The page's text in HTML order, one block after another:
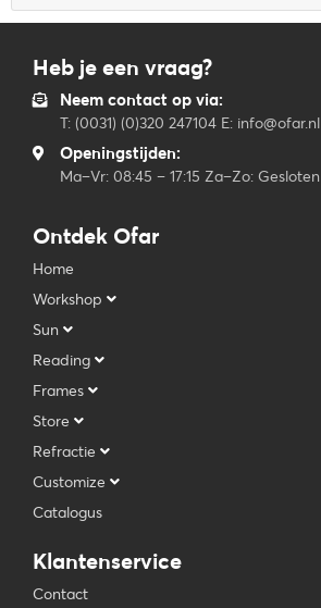
Heb je een vraag?
Neem contact op via:
T: (0031) (0)320 247104 E: info@ofar.nl
Openingstijden:
Ma–Vr: 08:45 – 17:15 Za–Zo: Gesloten
Ontdek Ofar
Home
Workshop
Sun
Reading
Frames
Store
Refractie
Customize
Catalogus
Klantenservice
Contact